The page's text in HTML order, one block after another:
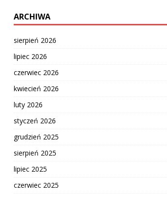
ARCHIWA
sierpień 2026
lipiec 2026
czerwiec 2026
kwiecień 2026
luty 2026
styczeń 2026
grudzień 2025
sierpień 2025
lipiec 2025
czerwiec 2025